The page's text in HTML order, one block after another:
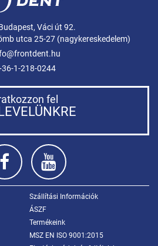
Váci út 92.
utca 25-27 (nagykereskedelem)
1-218-0244
fel
Szállítási Információk
ÁSZF
Termékeink
MSZ EN ISO 9001:2015